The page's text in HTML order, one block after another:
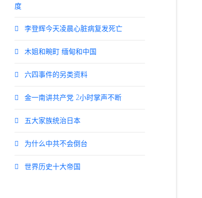
度
李登辉今天凌晨心脏病复发死亡
木姐和畹町 缅甸和中国
六四事件的另类资料
金一南讲共产党 2小时掌声不断
五大家族统治日本
为什么中共不会倒台
世界历史十大帝国